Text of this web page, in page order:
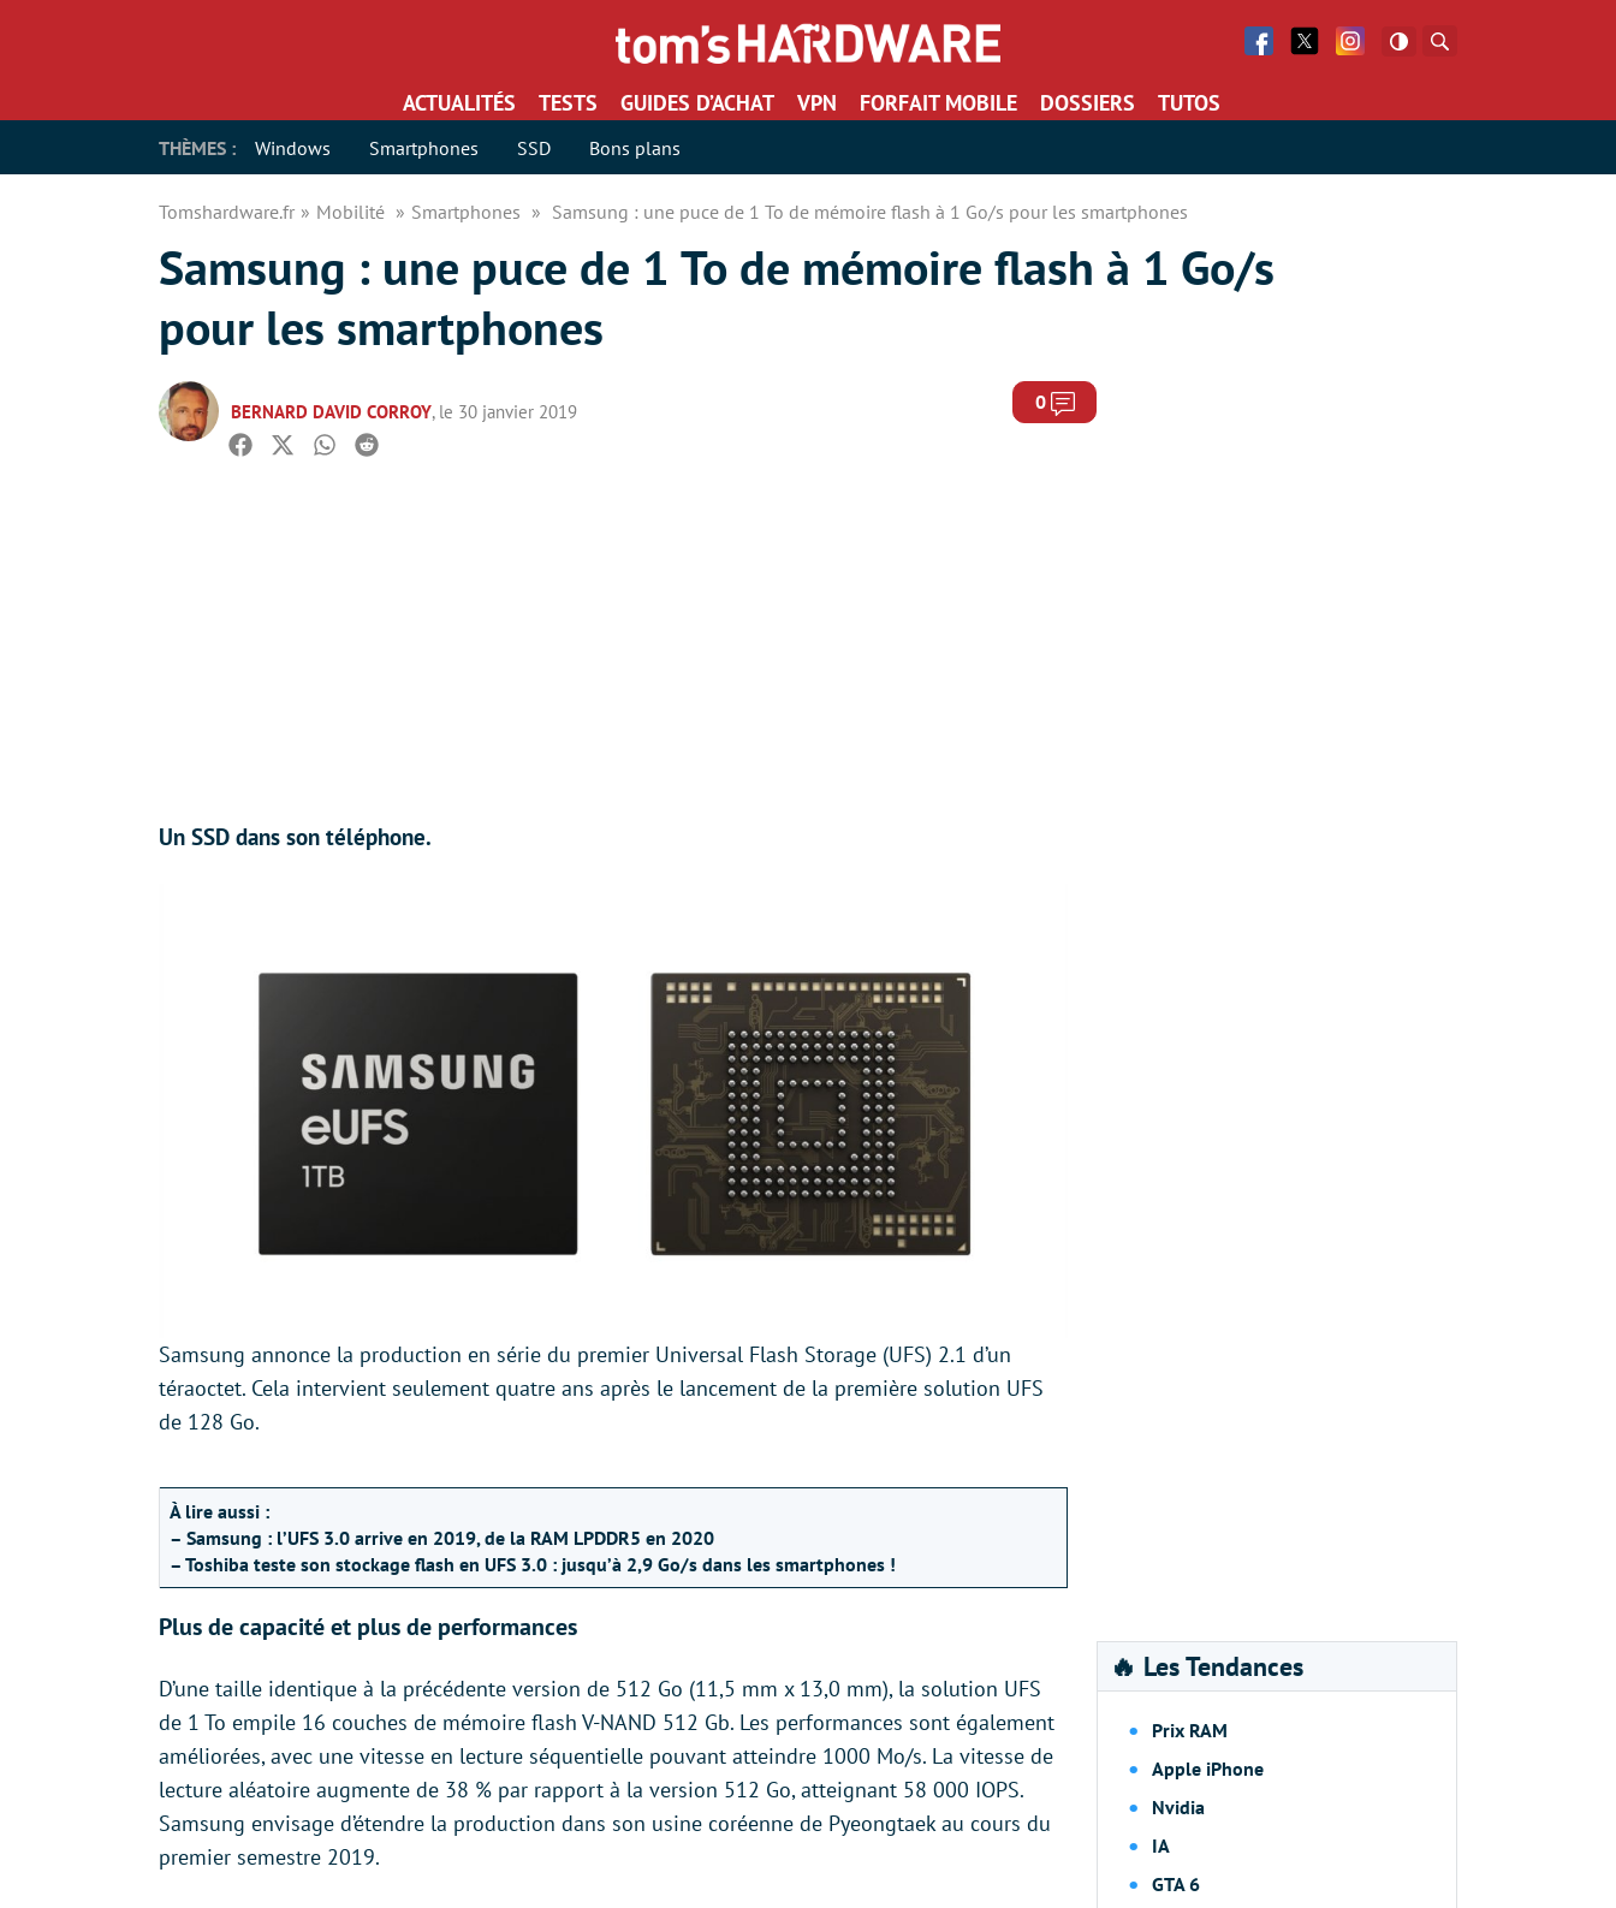
Facebook
Twitter Facebook
ACTUALITÉS TESTS GUIDES D’ACHAT VPN FORFAIT MOBILE DOSSIERS TUTOS
THÈMES : Windows Smartphones SSD Bons plans
Tomshardware.fr Mobilité Smartphones Samsung : une puce de 1 To de mémoire flash à 1 Go/s pour les smartphones
Samsung : une puce de 1 To de mémoire flash à 1 Go/s
pour les smartphones
BERNARD DAVID CORROY, le 30 janvier 2019 0 Commentaires
Facebook
TwitterWhatsapp
Reddit
Un SSD dans son téléphone.
Samsung annonce la production en série du premier Universal Flash Storage (UFS) 2.1 d’un
téraoctet. Cela intervient seulement quatre ans après le lancement de la première solution UFS
de 128 Go.
À lire aussi :
– Samsung : l’UFS 3.0 arrive en 2019, de la RAM LPDDR5 en 2020
– Toshiba teste son stockage flash en UFS 3.0 : jusqu’à 2,9 Go/s dans les smartphones !
Plus de capacité et plus de performances
D’une taille identique à la précédente version de 512 Go (11,5 mm x 13,0 mm), la solution UFS
de 1 To empile 16 couches de mémoire flash V-NAND 512 Gb. Les performances sont également
améliorées, avec une vitesse en lecture séquentielle pouvant atteindre 1000 Mo/s. La vitesse de
lecture aléatoire augmente de 38 % par rapport à la version 512 Go, atteignant 58 000 IOPS.
Samsung envisage d’étendre la production dans son usine coréenne de Pyeongtaek au cours du
premier semestre 2019.
🔥 Les Tendances
Prix RAM
Apple iPhone
Nvidia
IA
GTA 6